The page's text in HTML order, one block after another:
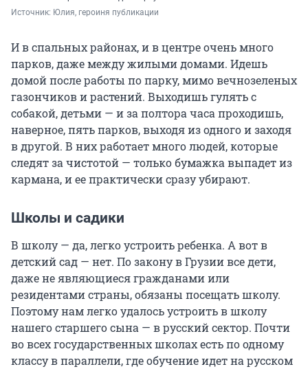
Источник: Юлия, героиня публикации
И в спальных районах, и в центре очень много
парков, даже между жилыми домами. Идешь
домой после работы по парку, мимо вечнозеленых
газончиков и растений. Выходишь гулять с
собакой, детьми — и за полтора часа проходишь,
наверное, пять парков, выходя из одного и заходя
в другой. В них работает много людей, которые
следят за чистотой — только бумажка выпадет из
кармана, и ее практически сразу убирают.
Школы и садики
В школу — да, легко устроить ребенка. А вот в
детский сад — нет. По закону в Грузии все дети,
даже не являющиеся гражданами или
резидентами страны, обязаны посещать школу.
Поэтому нам легко удалось устроить в школу
нашего старшего сына — в русский сектор. Почти
во всех государственных школах есть по одному
классу в параллели, где обучение идет на русском